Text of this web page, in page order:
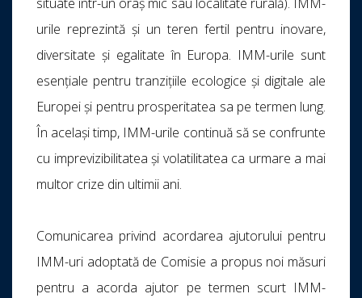
urile reprezintă și un teren fertil pentru inovare,
diversitate și egalitate în Europa. IMM-urile sunt
esențiale pentru tranzițiile ecologice și digitale ale
Europei și pentru prosperitatea sa pe termen lung.
În același timp, IMM-urile continuă să se confrunte
cu imprevizibilitatea și volatilitatea ca urmare a mai
multor crize din ultimii ani.
Comunicarea privind acordarea ajutorului pentru
IMM-uri adoptată de Comisie a propus noi măsuri
pentru a acorda ajutor pe termen scurt IMM-